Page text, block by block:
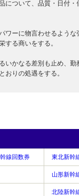
について、品質・日付・
ワーに物言わせるような
する商いをする。
いかなる差別も止め、勤
おりの処遇をする。
線回数券 東北新幹
山形新幹
北陸新幹